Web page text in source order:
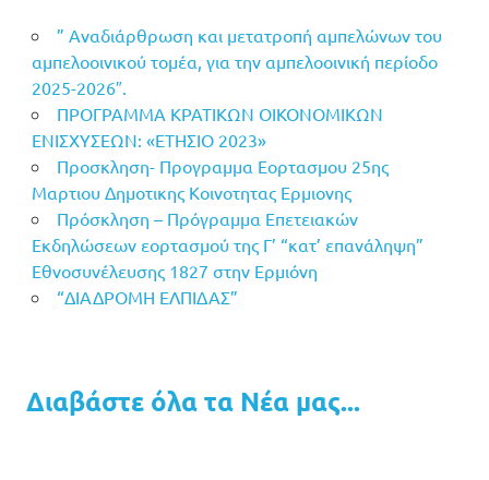
” Αναδιάρθρωση και μετατροπή αμπελώνων του
αμπελοοινικού τομέα, για την αμπελοοινική περίοδο
2025-2026″.
ΠΡΟΓΡΑΜΜΑ ΚΡΑΤΙΚΩΝ ΟΙΚΟΝΟΜΙΚΩΝ
ΕΝΙΣΧΥΣΕΩΝ: «ΕΤΗΣΙΟ 2023»
Προσκληση- Προγραμμα Εορτασμου 25ης
Μαρτιου Δημοτικης Κοινοτητας Ερμιονης
Πρόσκληση – Πρόγραμμα Επετειακών
Εκδηλώσεων εορτασμού της Γ’ “κατ’ επανάληψη”
Εθνοσυνέλευσης 1827 στην Ερμιόνη
“ΔΙΑΔΡΟΜΗ ΕΛΠΙΔΑΣ”
Διαβάστε όλα τα Νέα μας...